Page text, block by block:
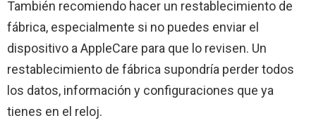
También recomiendo hacer un restablecimiento de
fábrica, especialmente si no puedes enviar el
dispositivo a AppleCare para que lo revisen. Un
restablecimiento de fábrica supondría perder todos
los datos, información y configuraciones que ya
tienes en el reloj.